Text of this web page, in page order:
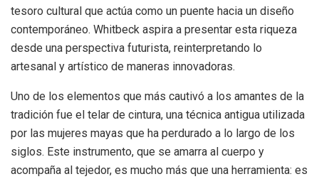
tesoro cultural que actúa como un puente hacia un diseño
contemporáneo. Whitbeck aspira a presentar esta riqueza
desde una perspectiva futurista, reinterpretando lo
artesanal y artístico de maneras innovadoras.
Uno de los elementos que más cautivó a los amantes de la
tradición fue el telar de cintura, una técnica antigua utilizada
por las mujeres mayas que ha perdurado a lo largo de los
siglos. Este instrumento, que se amarra al cuerpo y
acompaña al tejedor, es mucho más que una herramienta: es